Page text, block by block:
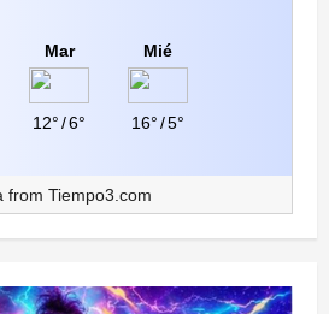
Mar
12°/6°
Mié
16°/5°
from Tiempo3.com